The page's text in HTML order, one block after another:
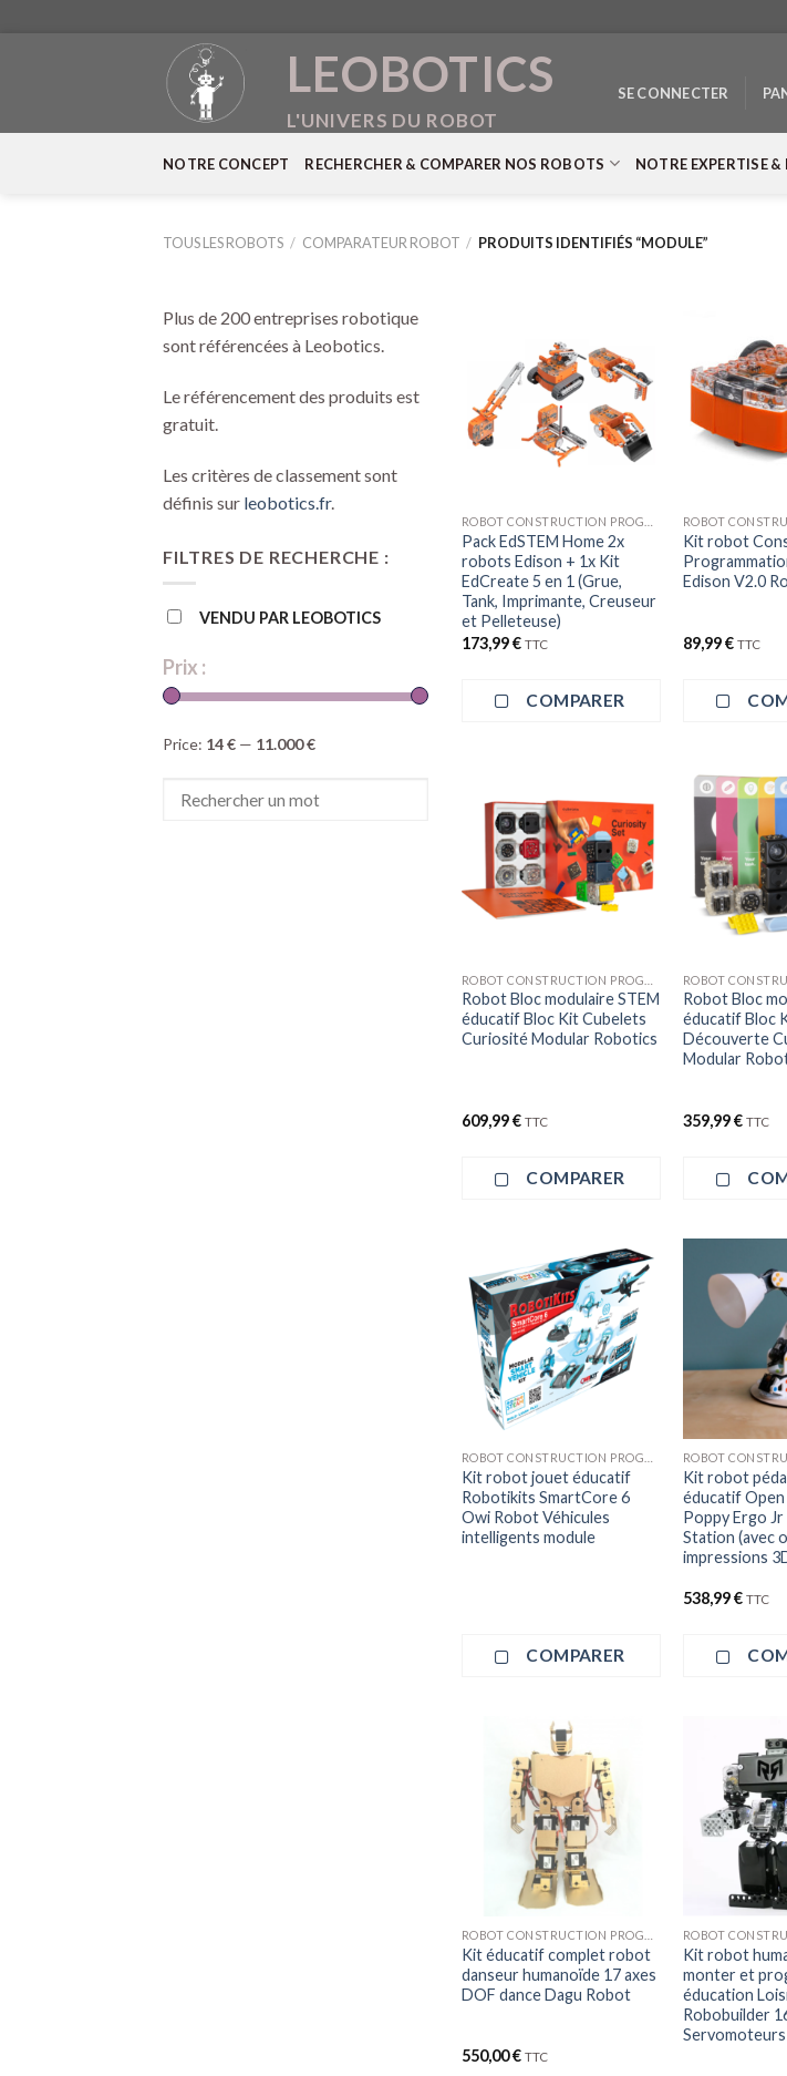
LEOBOTICS
L'UNIVERS DU ROBOT
SE CONNECTER
NOTRE CONCEPT RECHERCHER & COMPARER NOS ROBOTS NOTRE EXPERTISE &
TOUS LES ROBOTS / COMPARATEUR ROBOT / PRODUITS IDENTIFIÉS “MODULE”
Plus de 200 entreprises robotique
sont référencées à Leobotics.
Le référencement des produits est
gratuit.
Les critères de classement sont
définis sur leobotics.fr.
FILTRES DE RECHERCHE :
VENDU PAR LEOBOTICS
Prix :
Price: 14 € — 11.000 €
Pack EdSTEM Home 2x
robots Edison + 1x Kit
EdCreate 5 en 1 (Grue,
Tank, Imprimante, Creuseur
et Pelleteuse)
173,99€ TTC
COMPARER
Kit robot
Edison V2.0
89,99€ TTC
Robot Bloc modulaire STEM
éducatif Bloc Kit Cubelets
Curiosité Modular Robotics
609,99€ TTC
COMPARER
Robot Bloc
éducatif Bloc
Découverte
Modular
359,99€ TTC
Kit robot jouet éducatif
Robotikits SmartCore 6
Owi Robot Véhicules
intelligents module
COMPARER
Kit robot
éducatif
Poppy Ergo
Station (avec
impressions
538,99€ TTC
Kit éducatif complet robot
danseur humanoïde 17 axes
DOF dance Dagu Robot
550,00€ TTC
Kit robot
monter et
éducation
Robobuilder